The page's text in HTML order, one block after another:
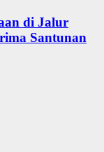
di Jalur
Santunan